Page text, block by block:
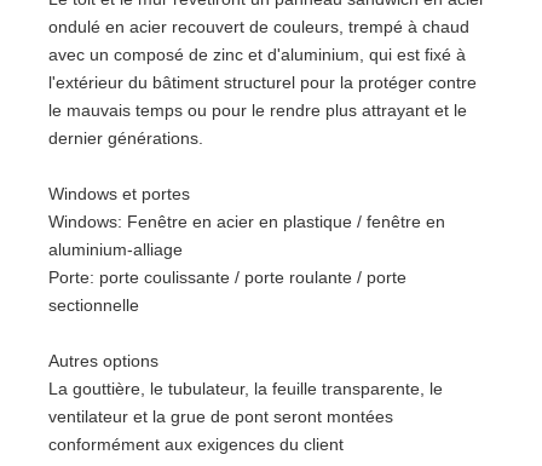
ondulé en acier recouvert de couleurs, trempé à chaud
avec un composé de zinc et d'aluminium, qui est fixé à
l'extérieur du bâtiment structurel pour la protéger contre
le mauvais temps ou pour le rendre plus attrayant et le
dernier générations.
Windows et portes
Windows: Fenêtre en acier en plastique / fenêtre en
aluminium-alliage
Porte: porte coulissante / porte roulante / porte
sectionnelle
Autres options
La gouttière, le tubulateur, la feuille transparente, le
ventilateur et la grue de pont seront montées
conformément aux exigences du client